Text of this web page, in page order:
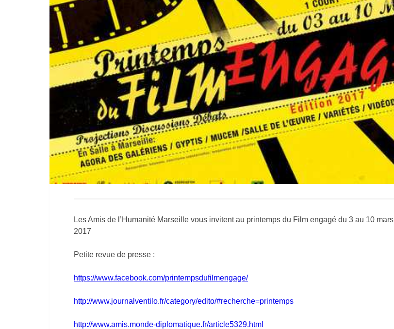
Les Amis de l’Humanité Marseille vous invitent au printemps du Film engagé du 3 au 10 mars
2017
Petite revue de presse :
https://www.facebook.com/printempsdufilmengage/
http://www.journalventilo.fr/category/edito/#recherche=printemps
http://www.amis.monde-diplomatique.fr/article5329.html